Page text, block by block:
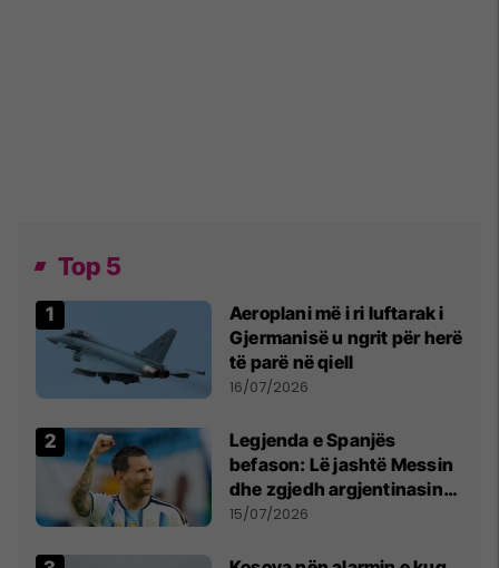
Top 5
Aeroplani më i ri luftarak i
Gjermanisë u ngrit për herë
të parë në qiell
16/07/2026
Legjenda e Spanjës
befason: Lë jashtë Messin
dhe zgjedh argjentinasin
më të mirë në botë
15/07/2026